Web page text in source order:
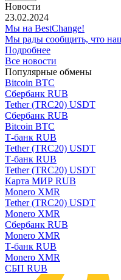
Новости
23.02.2024
Мы на BestChange!
Мы рады сообщить, что
Подробнее
Все новости
Популярные обмены
Bitcoin BTC
Сбербанк RUB
Tether (TRC20) USDT
Сбербанк RUB
Bitcoin BTC
Т-банк RUB
Tether (TRC20) USDT
Т-банк RUB
Tether (TRC20) USDT
Карта МИР RUB
Monero XMR
Tether (TRC20) USDT
Monero XMR
Сбербанк RUB
Monero XMR
Т-банк RUB
Monero XMR
СБП RUB